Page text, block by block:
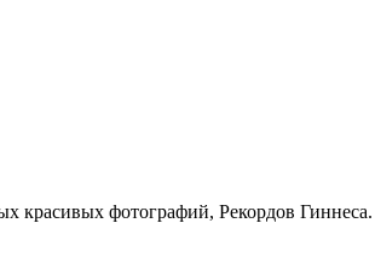
красивых фотографий, Рекордов Гиннеса.